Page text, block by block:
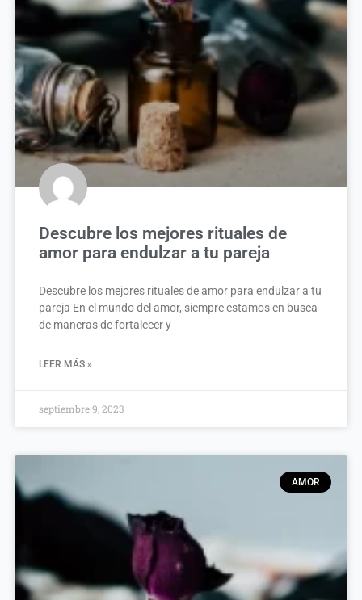
Descubre los mejores rituales de
amor para endulzar a tu pareja
Descubre los mejores rituales de amor para endulzar a tu
pareja En el mundo del amor, siempre estamos en busca
de maneras de fortalecer y
LEER MÁS »
septiembre 9, 2023
AMOR